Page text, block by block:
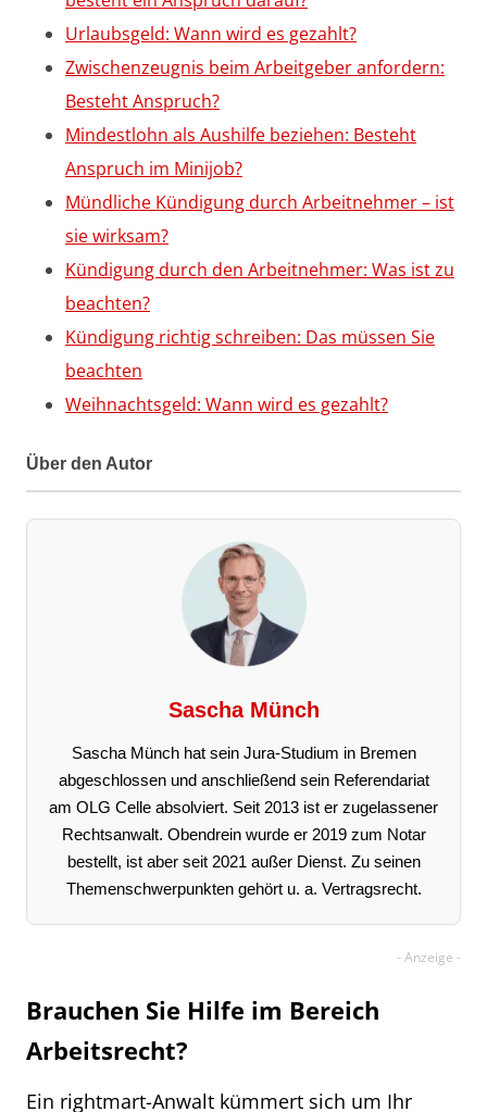
Urlaubsgeld: Wann wird es gezahlt?
Zwischenzeugnis beim Arbeitgeber anfordern:
Besteht Anspruch?
Mindestlohn als Aushilfe beziehen: Besteht
Anspruch im Minijob?
Mündliche Kündigung durch Arbeitnehmer – ist
sie wirksam?
Kündigung durch den Arbeitnehmer: Was ist zu
beachten?
Kündigung richtig schreiben: Das müssen Sie
beachten
Weihnachtsgeld: Wann wird es gezahlt?
Über den Autor
Sascha Münch
Sascha Münch hat sein Jura-Studium in Bremen
abgeschlossen und anschließend sein Referendariat
am OLG Celle absolviert. Seit 2013 ist er zugelassener
Rechtsanwalt. Obendrein wurde er 2019 zum Notar
bestellt, ist aber seit 2021 außer Dienst. Zu seinen
Themenschwerpunkten gehört u. a. Vertragsrecht.
Brauchen Sie Hilfe im Bereich
Arbeitsrecht?
Ein rightmart-Anwalt kümmert sich um Ihr